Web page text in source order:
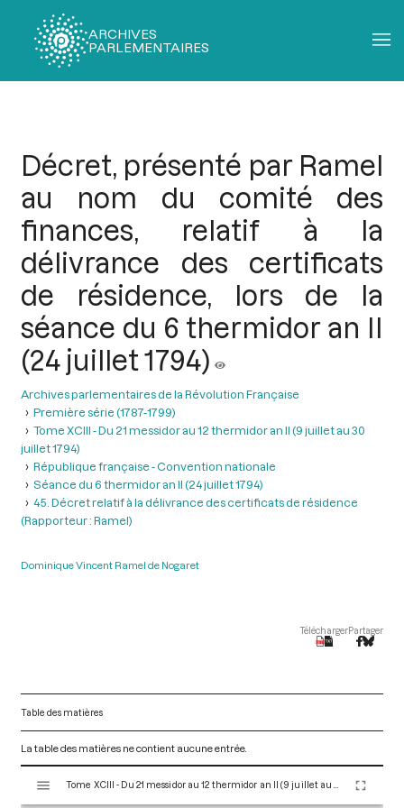
ARCHIVES
PARLEMENTAIRES
Décret, présenté par Ramel
au nom du comité des
finances, relatif à la
délivrance des certificats
de résidence, lors de la
séance du 6 thermidor an II
(24 juillet 1794)
Archives parlementaires de la Révolution Française
Première série (1787-1799)
Tome XCIII - Du 21 messidor au 12 thermidor an II (9 juillet au 30
juillet 1794)
République française - Convention nationale
Séance du 6 thermidor an II (24 juillet 1794)
45. Décret relatif à la délivrance des certificats de résidence
(Rapporteur : Ramel)
Dominique Vincent Ramel de Nogaret
TéléchargerPartager
Table des matières
La table des matières ne contient aucune entrée.